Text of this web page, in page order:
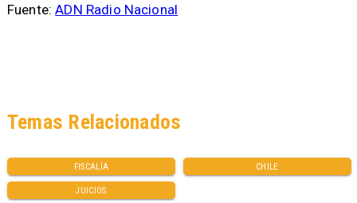
Fuente:ADN Radio Nacional
FISCALÍA CHILE
JUICIOS
Temas Relacionados